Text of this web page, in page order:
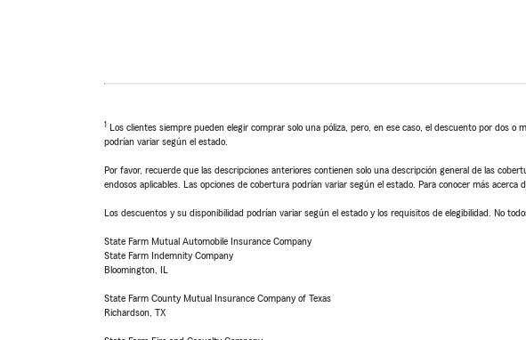
1 Los clientes siempre pueden elegir comprar solo una póliza, pero, en ese caso, el descuento por dos
podrían variar según el estado.
Por favor, recuerde que las descripciones anteriores contienen solo una descripción general de las
endosos aplicables. Las opciones de cobertura podrían variar según el estado. Para conocer más
Los descuentos y su disponibilidad podrían variar según el estado y los requisitos de elegibilidad. No
State Farm Mutual Automobile Insurance Company
State Farm Indemnity Company
Bloomington, IL
State Farm County Mutual Insurance Company of Texas
Richardson, TX